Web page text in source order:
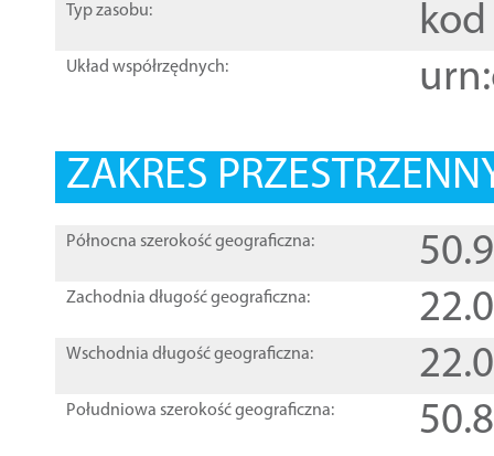
Typ zasobu: kod
Układ współrzędnych:
ZAKRES
Północna szerokość geograficzna:
Zachodnia długość geograficzna:
Wschodnia długość geograficzna:
Południowa szerokość geograficzna: